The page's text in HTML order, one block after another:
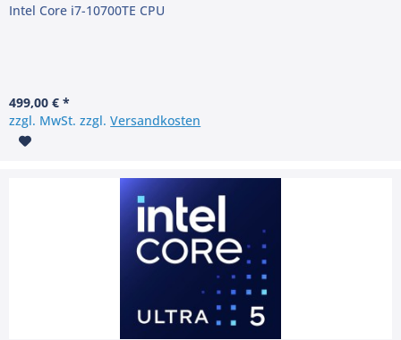
Intel Core i7-10700TE CPU
499,00 € *
zzgl. MwSt. zzgl.Versandkosten